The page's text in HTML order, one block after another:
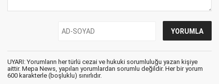
UYARI: Yorumların her türlü cezai ve hukuki sorumluluğu yazan kişiye
aittir. Mepa News, yapılan yorumlardan sorumlu değildir. Her bir yorum
600 karakterle (boşluklu) sınırlıdır.